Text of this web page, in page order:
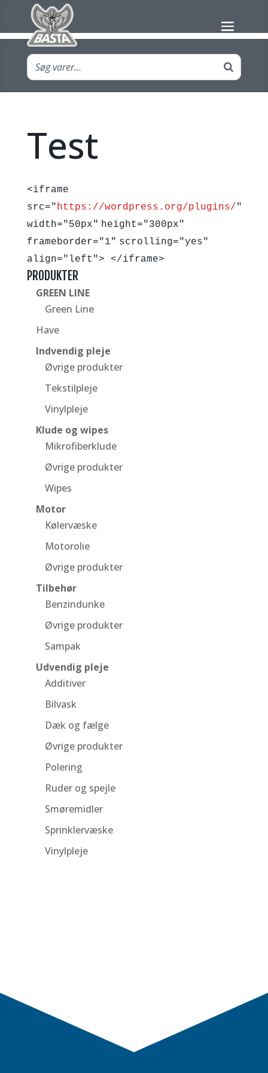
Test
<iframe
src="https://wordpress.org/plugins/ "
width="50px" height="300px"
frameborder="1" scrolling="yes"
align="left"> </iframe>
PRODUKTER
GREEN LINE
Green Line
Have
Indvendig pleje
Øvrige produkter
Tekstilpleje
Vinylpleje
Klude og wipes
Mikrofiberklude
Øvrige produkter
Wipes
Motor
Kølervæske
Motorolie
Øvrige produkter
Tilbehør
Benzindunke
Øvrige produkter
Sampak
Udvendig pleje
Additiver
Bilvask
Dæk og fælge
Øvrige produkter
Polering
Ruder og spejle
Smøremidler
Sprinklervæske
Vinylpleje